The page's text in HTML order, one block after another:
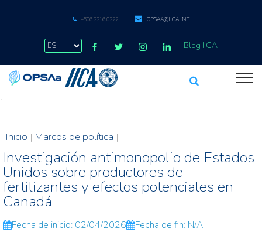
+506 2216 0222 OPSAA@IICA.INT
Blog IICA
.
Inicio | Marcos de política |
Investigación antimonopolio de Estados
Unidos sobre productores de
fertilizantes y efectos potenciales en
Canadá
Fecha de inicio: 02/04/2026 Fecha de fin: N/A